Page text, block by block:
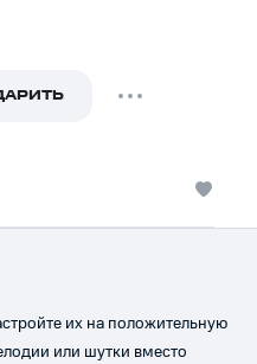
их на положительную
или шутки вместо